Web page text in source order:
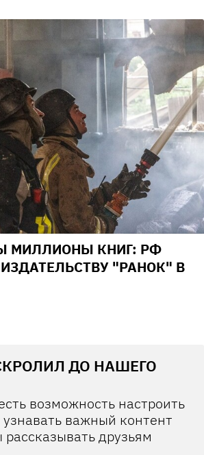
МИЛЛИОНЫ КНИГ: РФ
"РАНОК" В
ДО НАШЕГО
возможность настроить
узнавать важный контент
друзьям